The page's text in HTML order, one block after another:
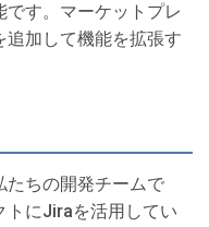
す。マーケットプレ
追加して機能を拡張す
たちの開発チームで
トにJiraを活用してい